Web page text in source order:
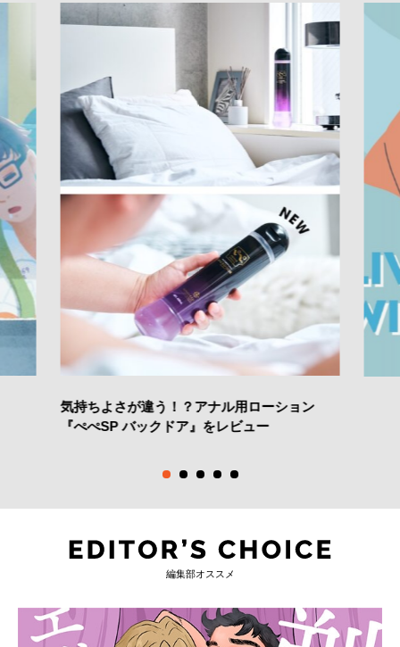
気持ちよさが違う！？アナル用ローション
『ぺぺSP バックドア』をレビュー
編集部オススメ